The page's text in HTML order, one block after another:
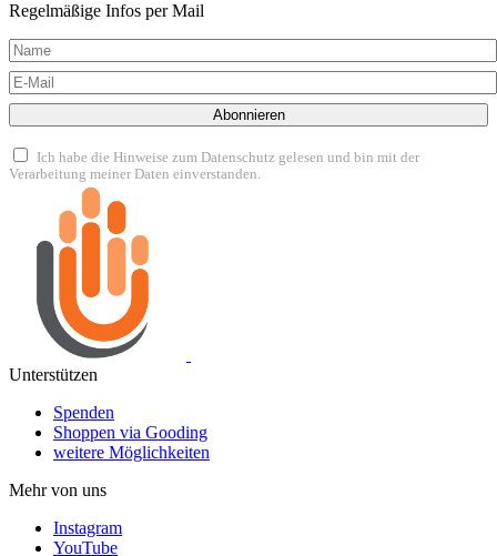
Regelmäßige Infos per Mail
Abonnieren
Ich habe die Hinweise zum Datenschutz gelesen und bin mit der
Verarbeitung meiner Daten einverstanden.
Unterstützen
Spenden
Shoppen via Gooding
weitere Möglichkeiten
Mehr von uns
Instagram
YouTube